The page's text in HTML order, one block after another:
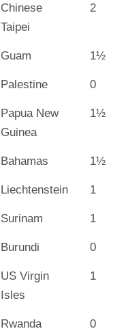
Chinese
Taipei
2
Guam 1½
Palestine 0
Papua New
Guinea
1½
Bahamas 1½
Liechtenstein 1
Surinam 1
Burundi 0
US Virgin
Isles
1
Rwanda 0